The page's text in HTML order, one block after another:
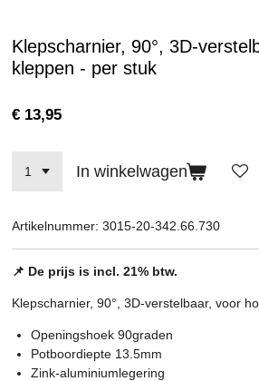
Klepscharnier, 90°, 3D-
kleppen - per stuk
€ 13,95
In winkelwagen
Artikelnummer: 3015-20-342.66.730
📌 De prijs is incl. 21% btw.
Klepscharnier, 90°, 3D-verstelbaar, voor
Openingshoek 90graden
Potboordiepte 13.5mm
Zink-aluminiumlegering